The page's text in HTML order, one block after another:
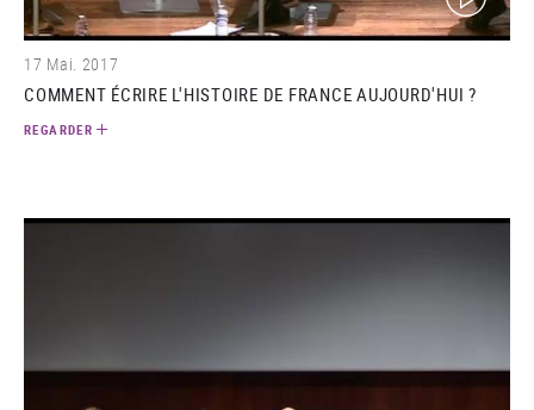
17 Mai. 2017
COMMENT ÉCRIRE L'HISTOIRE DE FRANCE AUJOURD'HUI ?
REGARDER